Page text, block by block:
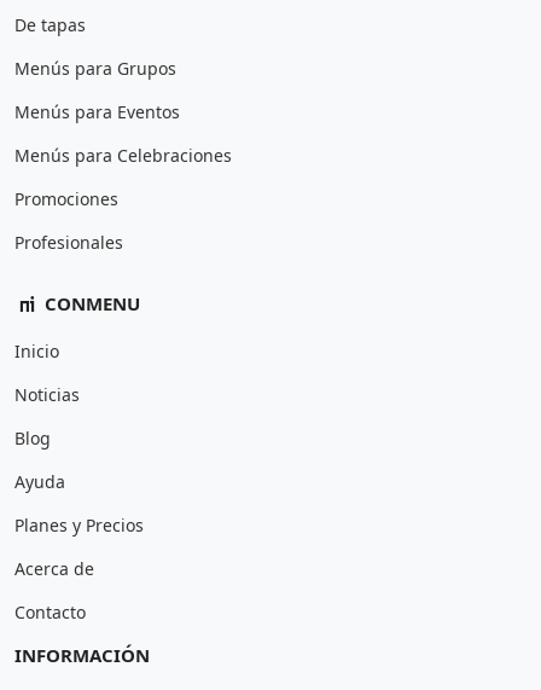
De tapas
Menús para Grupos
Menús para Eventos
Menús para Celebraciones
Promociones
Profesionales
CONMENU
Inicio
Noticias
Blog
Ayuda
Planes y Precios
Acerca de
Contacto
INFORMACIÓN